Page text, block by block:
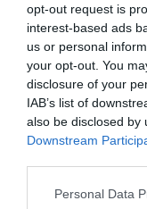
opt-out request is
interest-based ads
us or personal
your opt-out. You
disclosure of your
IAB’s list of
also be disclosed by
Downstream
Personal Data
Por otro lado,
las autoridades
de la distribución
tiempo que
farmacéuticos que
autónoma
sanitarias
ciudadanos de